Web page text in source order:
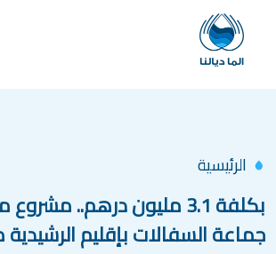
تجاوز إلى المحتوى الرئيسي
الرئيسية
بكلفة 3.1 مليون درهم..
جماعة السفالات بإقليم